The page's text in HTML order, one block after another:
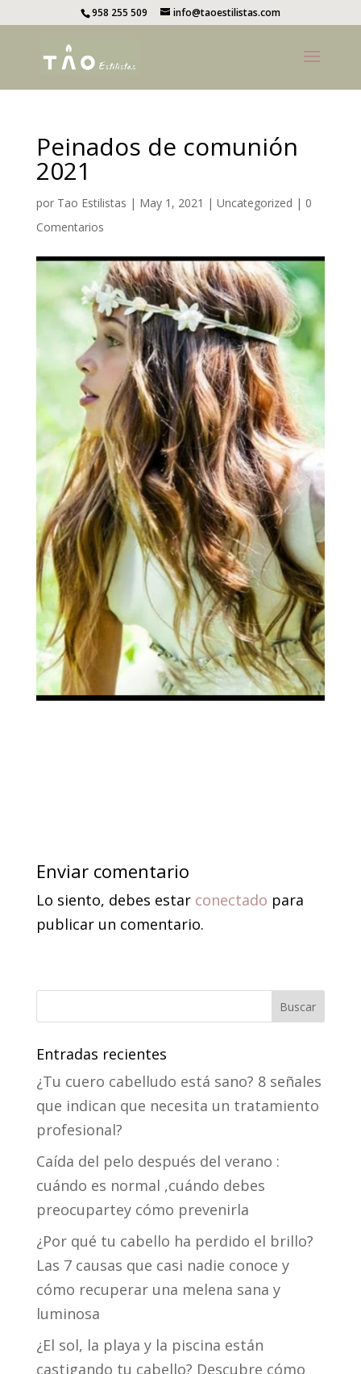
958 255 509 info@taoestilistas.com
Peinados de comunión
2021
por Tao Estilistas | May 1, 2021 | Uncategorized | 0
Comentarios
Enviar comentario
Lo siento, debes estar conectado para
publicar un comentario.
Entradas recientes
¿Tu cuero cabelludo está sano? 8 señales
que indican que necesita un tratamiento
profesional?
Caída del pelo después del verano :
cuándo es normal ,cuándo debes
preocupartey cómo prevenirla
¿Por qué tu cabello ha perdido el brillo?
Las 7 causas que casi nadie conoce y
cómo recuperar una melena sana y
luminosa
¿El sol, la playa y la piscina están
castigando tu cabello? Descubre cómo